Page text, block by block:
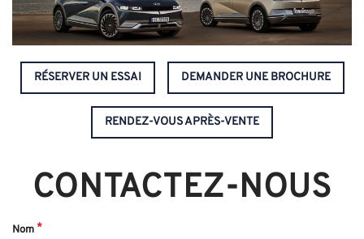
RÉSERVER UN ESSAI DEMANDER UNE BROCHURE
RENDEZ-VOUS APRÈS-VENTE
CONTACTEZ-NOUS
Nom